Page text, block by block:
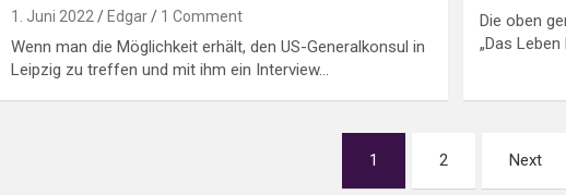
1. Juni 2022 Edgar 1 Comment
Wenn man die Möglichkeit erhält, den US-Generalkonsul in
Leipzig zu treffen und mit ihm ein Interview…
Die oben
„Das Leben
1 2 Next